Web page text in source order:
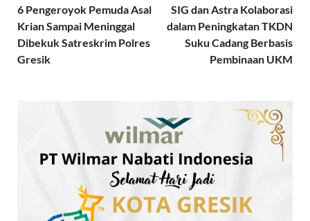
6 Pengeroyok Pemuda Asal
Krian Sampai Meninggal
Dibekuk Satreskrim Polres
Gresik
SIG dan Astra Kolaborasi
dalam Peningkatan TKDN
Suku Cadang Berbasis
Pembinaan UKM